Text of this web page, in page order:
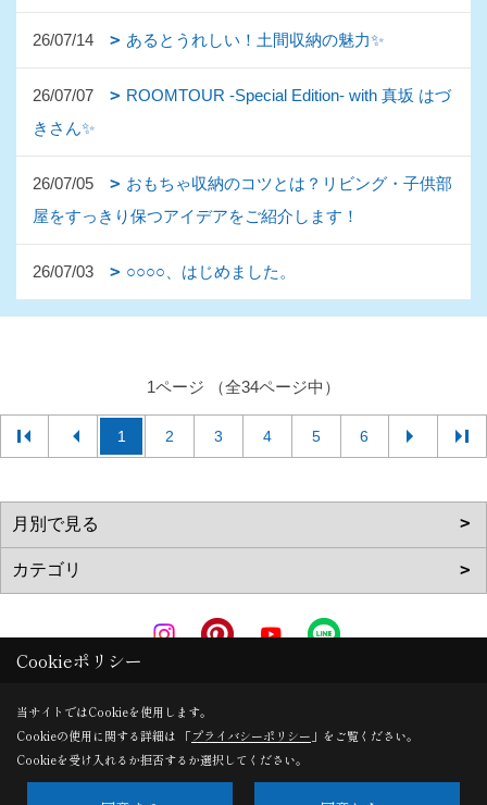
26/07/14 あるとうれしい！土間収納の魅力✨
26/07/07
ROOMTOUR -Special Edition- with 真坂 はづ
きさん✨
26/07/05
おもちゃ収納のコツとは？リビング・子供部
屋をすっきり保つアイデアをご紹介します！
26/07/03 ○○○○、はじめました。
1ページ （全34ページ中）
1 2 3 4 5 6
Copyright (c) AkitaRingyouHome. All Rights Reserved.
Produced byゴデスクリエイト
Cookieポリシー
当サイトではCookieを使用します。
Cookieの使用に関する詳細は 「プライバシーポリシー 」をご覧ください。
Cookieを受け入れるか拒否するか選択してください。